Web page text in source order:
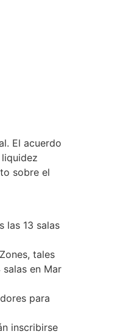
El acuerdo
sobre el
las 13 salas
tales
en Mar
para
inscribirse